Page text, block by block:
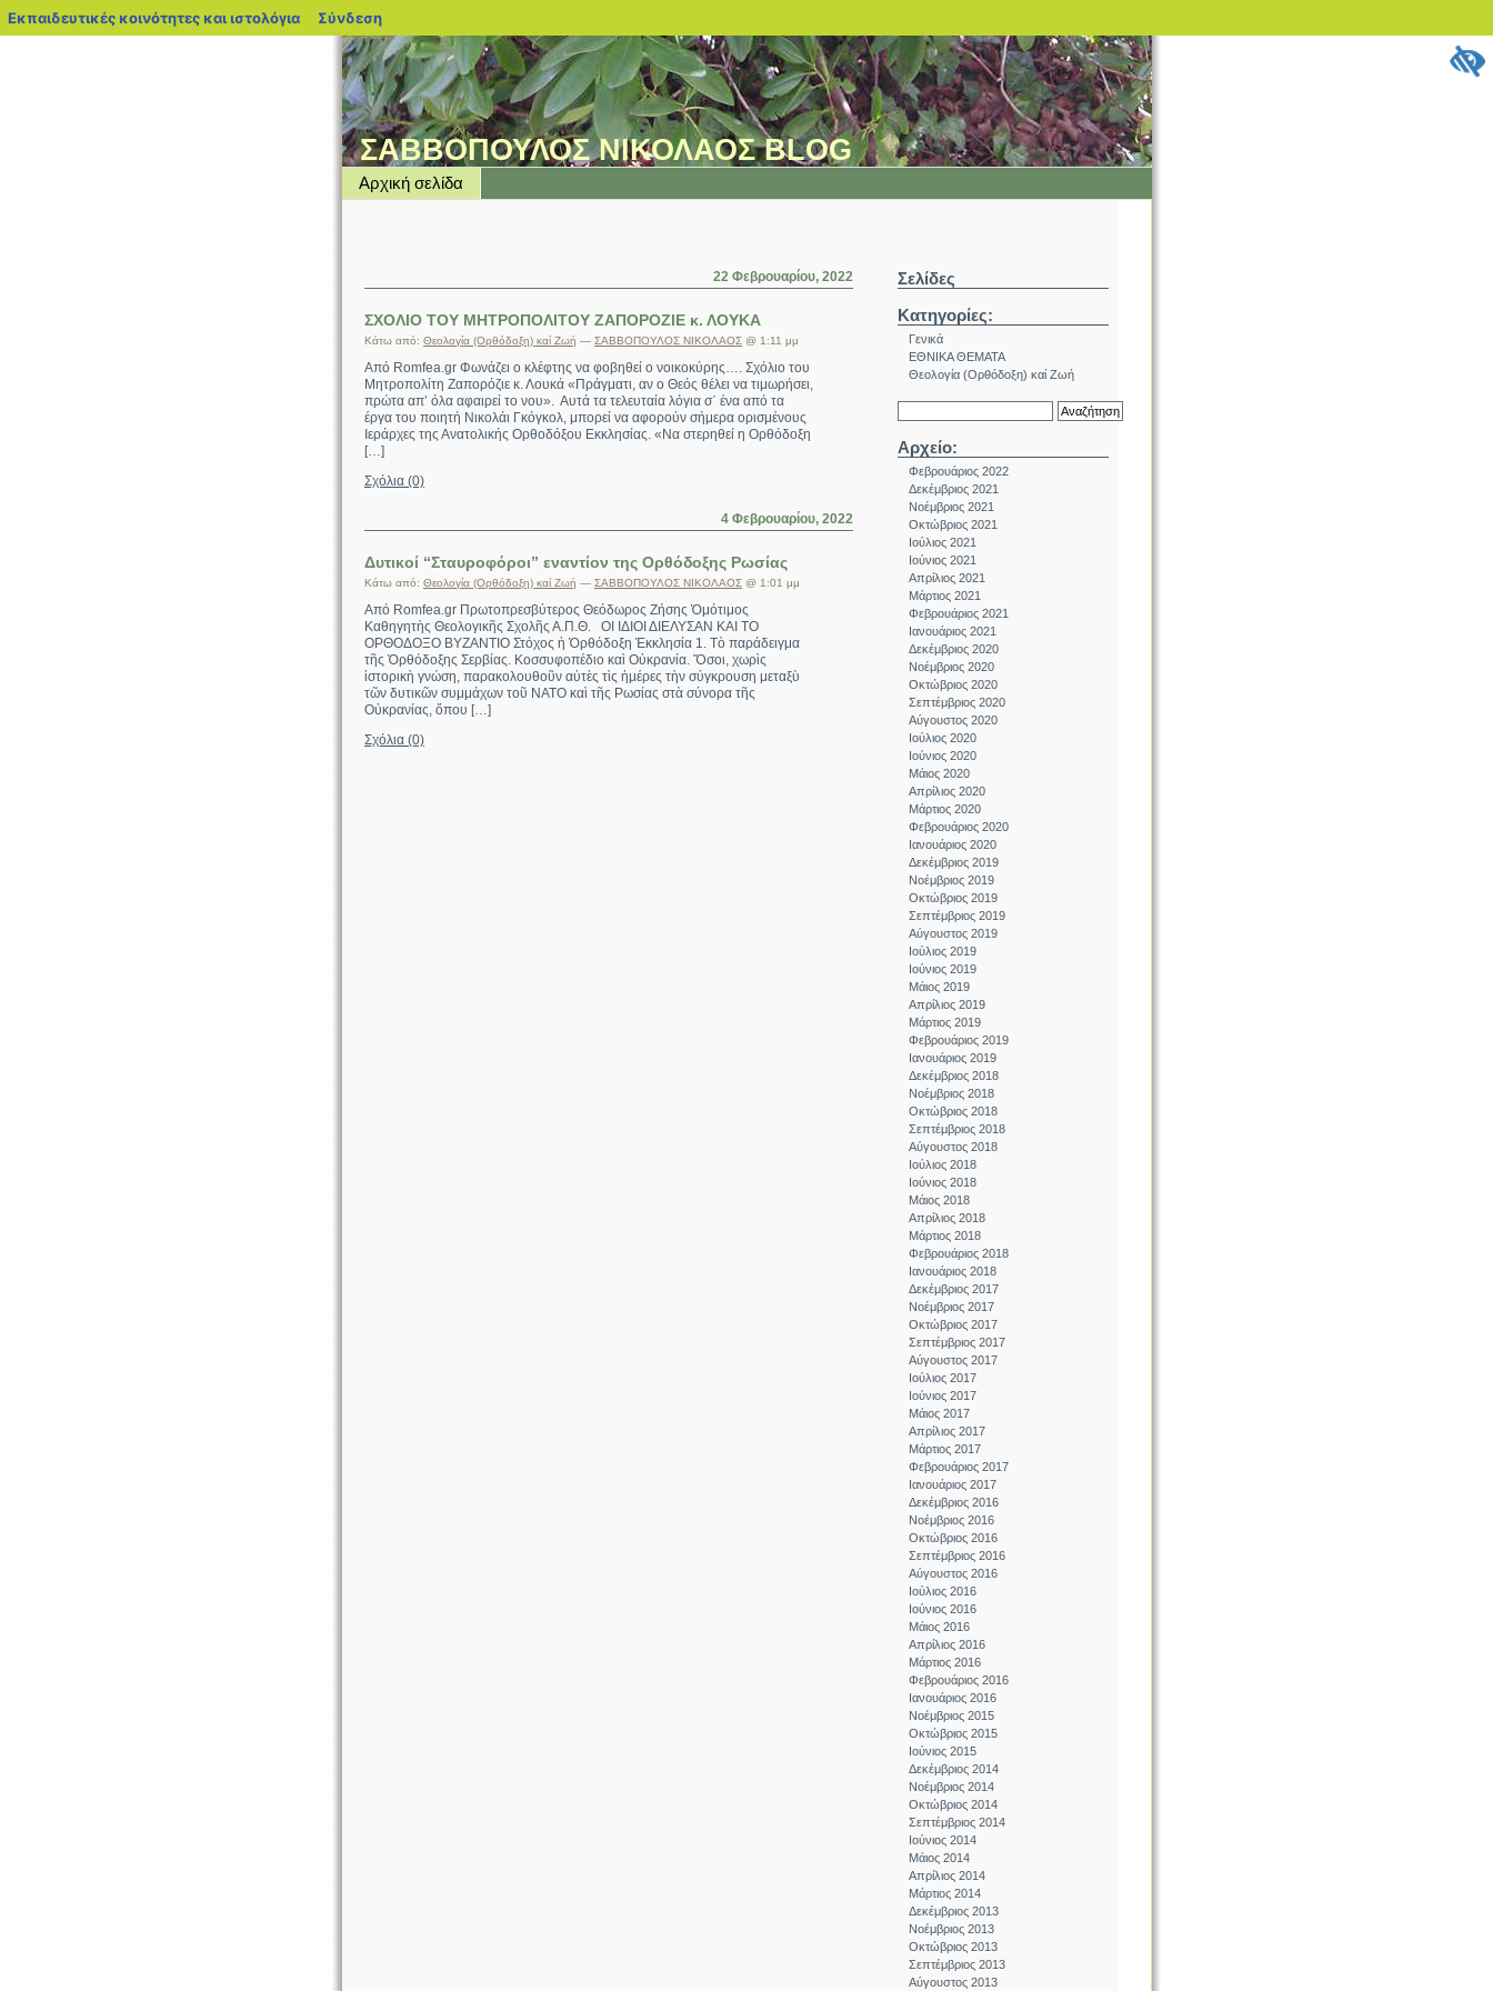
Εκπαιδευτικές κοινότητες και ιστολόγια blogs.sch.gr
Σύνδεση
ΣΑΒΒΟΠΟΥΛΟΣ ΝΙΚΟΛΑΟΣ BLOG
Αρχική σελίδα
22 Φεβρουαρίου, 2022
ΣΧΟΛΙΟ ΤΟΥ ΜΗΤΡΟΠΟΛΙΤΟΥ ΖΑΠΟΡΟΖΙΕ κ. ΛΟΥΚΑ
Κάτω από: Θεολογία (Ορθόδοξη) καί Ζωή — ΣΑΒΒΟΠΟΥΛΟΣ ΝΙΚΟΛΑΟΣ @ 1:11 μμ
Από Romfea.gr Φωνάζει ο κλέφτης να φοβηθεί ο νοικοκύρης…. Σχόλιο του
Μητροπολίτη Ζαπορόζιε κ. Λουκά «Πράγματι, αν ο Θεός θέλει να τιμωρήσει,
πρώτα απ’ όλα αφαιρεί το νου». Αυτά τα τελευταία λόγια σ΄ ένα από τα
έργα του ποιητή Νικολάι Γκόγκολ, μπορεί να αφορούν σήμερα ορισμένους
Ιεράρχες της Ανατολικής Ορθοδόξου Εκκλησίας. «Να στερηθεί η Ορθόδοξη
[…]
Σχόλια (0)
4 Φεβρουαρίου, 2022
Δυτικοί “Σταυροφόροι” εναντίον της Ορθόδοξης Ρωσίας
Κάτω από: Θεολογία (Ορθόδοξη) καί Ζωή — ΣΑΒΒΟΠΟΥΛΟΣ ΝΙΚΟΛΑΟΣ @ 1:01 μμ
Από Romfea.gr Πρωτοπρεσβύτερος Θεόδωρος Ζήσης Ὁμότιμος
Καθηγητὴς Θεολογικῆς Σχολῆς Α.Π.Θ. ΟΙ ΙΔΙΟΙ ΔΙΕΛΥΣΑΝ ΚΑΙ ΤΟ
ΟΡΘΟΔΟΞΟ ΒΥΖΑΝΤΙΟ Στόχος ἡ Ὀρθόδοξη Ἐκκλησία 1. Τὸ παράδειγμα
τῆς Ὀρθόδοξης Σερβίας. Κοσσυφοπέδιο καὶ Οὐκρανία. Ὅσοι, χωρὶς
ἱστορικὴ γνώση, παρακολουθοῦν αὐτὲς τὶς ἡμέρες τὴν σύγκρουση μεταξὺ
τῶν δυτικῶν συμμάχων τοῦ ΝΑΤΟ καὶ τῆς Ρωσίας στὰ σύνορα τῆς
Οὐκρανίας, ὅπου […]
Σχόλια (0)
Σελίδες
Κατηγορίες:
Γενικά
ΕΘΝΙΚΑ ΘΕΜΑΤΑ
Θεολογία (Ορθόδοξη) καί Ζωή
Αρχείο:
Φεβρουάριος 2022
Δεκέμβριος 2021
Νοέμβριος 2021
Οκτώβριος 2021
Ιούλιος 2021
Ιούνιος 2021
Απρίλιος 2021
Μάρτιος 2021
Φεβρουάριος 2021
Ιανουάριος 2021
Δεκέμβριος 2020
Νοέμβριος 2020
Οκτώβριος 2020
Σεπτέμβριος 2020
Αύγουστος 2020
Ιούλιος 2020
Ιούνιος 2020
Μάιος 2020
Απρίλιος 2020
Μάρτιος 2020
Φεβρουάριος 2020
Ιανουάριος 2020
Δεκέμβριος 2019
Νοέμβριος 2019
Οκτώβριος 2019
Σεπτέμβριος 2019
Αύγουστος 2019
Ιούλιος 2019
Ιούνιος 2019
Μάιος 2019
Απρίλιος 2019
Μάρτιος 2019
Φεβρουάριος 2019
Ιανουάριος 2019
Δεκέμβριος 2018
Νοέμβριος 2018
Οκτώβριος 2018
Σεπτέμβριος 2018
Αύγουστος 2018
Ιούλιος 2018
Ιούνιος 2018
Μάιος 2018
Απρίλιος 2018
Μάρτιος 2018
Φεβρουάριος 2018
Ιανουάριος 2018
Δεκέμβριος 2017
Νοέμβριος 2017
Οκτώβριος 2017
Σεπτέμβριος 2017
Αύγουστος 2017
Ιούλιος 2017
Ιούνιος 2017
Μάιος 2017
Απρίλιος 2017
Μάρτιος 2017
Φεβρουάριος 2017
Ιανουάριος 2017
Δεκέμβριος 2016
Νοέμβριος 2016
Οκτώβριος 2016
Σεπτέμβριος 2016
Αύγουστος 2016
Ιούλιος 2016
Ιούνιος 2016
Μάιος 2016
Απρίλιος 2016
Μάρτιος 2016
Φεβρουάριος 2016
Ιανουάριος 2016
Νοέμβριος 2015
Οκτώβριος 2015
Ιούνιος 2015
Δεκέμβριος 2014
Νοέμβριος 2014
Οκτώβριος 2014
Σεπτέμβριος 2014
Ιούνιος 2014
Μάιος 2014
Απρίλιος 2014
Μάρτιος 2014
Δεκέμβριος 2013
Νοέμβριος 2013
Οκτώβριος 2013
Σεπτέμβριος 2013
Αύγουστος 2013